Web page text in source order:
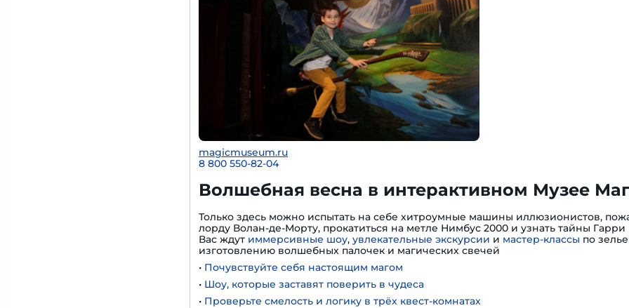
magicmuseum.ru
8 800 550-82-04
Волшебная весна в интерактивном Музее
Только здесь можно испытать на себе хитроумные машины иллюзионистов,
лорду Волан-де-Морту, прокатиться на метле Нимбус 2000 и узнать тайны Гарри
Вас ждут иммерсивные шоу, увлекательные экскурсии и мастер-классы по
изготовлению волшебных палочек и магических свечей
• Почувствуйте себя настоящим магом
• Шоу, которые заставят поверить в чудеса
• Проверьте смелость и логику в трёх квест-комнатах